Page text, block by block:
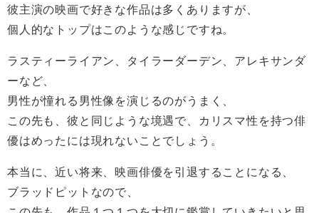
彼主演の映画で好きな作品は多くありますが、
個人的なトップはこのような感じですね。
ラスティーライアン、タイラーダーデン、アレキサンダ
ーなど、
男性が憧れる男性像を演じるのがうまく、
この先も、彼と同じような境遇で、カリスマ性を持つ俳
優はめったには現れないことでしょう。
本当に、近い将来、映画俳優を引退することになる、
ブラッドピットなので、